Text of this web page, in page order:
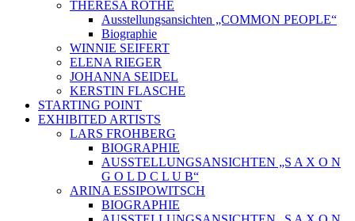
THERESA ROTHE
Ausstellungsansichten „COMMON PEOPLE“
Biographie
WINNIE SEIFERT
ELENA RIEGER
JOHANNA SEIDEL
KERSTIN FLASCHE
STARTING POINT
EXHIBITED ARTISTS
LARS FROHBERG
BIOGRAPHIE
AUSSTELLUNGSANSICHTEN „S A X O N
G O L D C L U B“
ARINA ESSIPOWITSCH
BIOGRAPHIE